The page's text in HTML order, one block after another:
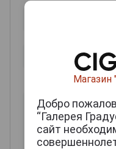
Магазин
Добро
“Галерея
сайт